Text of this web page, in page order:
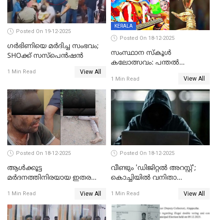
Posted On 19-12-2025
ഗര്‍ഭിണിയെ മർദിച്ച സംഭവം;
SHOക്ക് സസ്പെൻഷൻ
1 Min Read View All
KERALA
Posted On 18-12-2025
സംസ്ഥാന സ്കൂൾ
കലോത്സവം: പന്തൽ
1 Min Read View All
Posted On 18-12-2025
ആൾക്കൂട്ട
മർദനത്തിനിരയായ ഇതര
നടുക്കുന്ന സംഭവം
വാളയാറിൽ
1 Min Read View All
Posted On 18-12-2025
വീണ്ടും 'ഡിജിറ്റല്‍ അറസ്റ്റ്';
കൊച്ചിയില്‍ വനിതാ
കോടി രൂപ
1 Min Read View All